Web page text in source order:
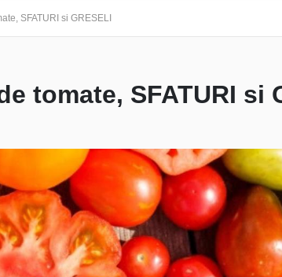
SFATURI si GRESELI
tomate, SFATURI si